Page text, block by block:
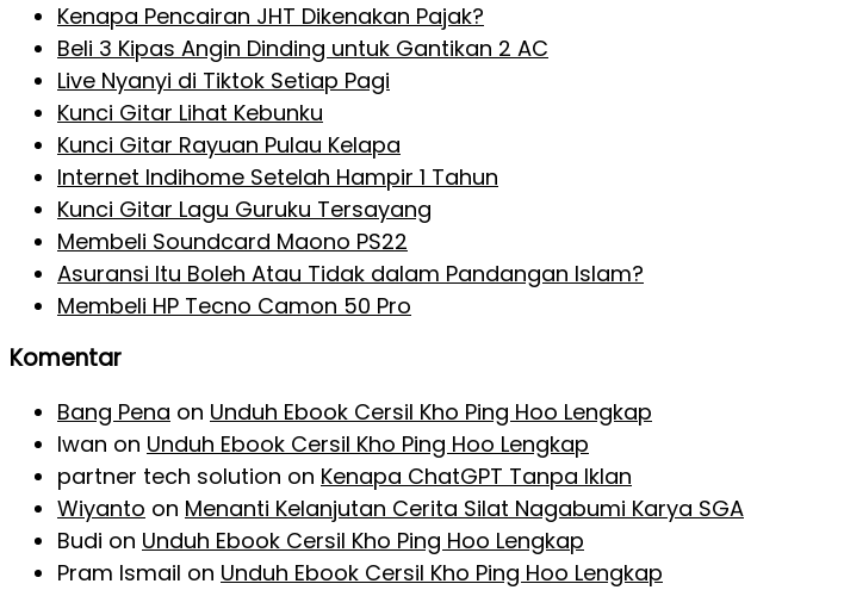
Kenapa Pencairan JHT Dikenakan Pajak?
Beli 3 Kipas Angin Dinding untuk Gantikan 2 AC
Live Nyanyi di Tiktok Setiap Pagi
Kunci Gitar Lihat Kebunku
Kunci Gitar Rayuan Pulau Kelapa
Internet Indihome Setelah Hampir 1 Tahun
Kunci Gitar Lagu Guruku Tersayang
Membeli Soundcard Maono PS22
Asuransi Itu Boleh Atau Tidak dalam Pandangan Islam?
Membeli HP Tecno Camon 50 Pro
Komentar
Bang Pena on Unduh Ebook Cersil Kho Ping Hoo Lengkap
Iwan on Unduh Ebook Cersil Kho Ping Hoo Lengkap
partner tech solution on Kenapa ChatGPT Tanpa Iklan
Wiyanto on Menanti Kelanjutan Cerita Silat Nagabumi Karya SGA
Budi on Unduh Ebook Cersil Kho Ping Hoo Lengkap
Pram Ismail on Unduh Ebook Cersil Kho Ping Hoo Lengkap